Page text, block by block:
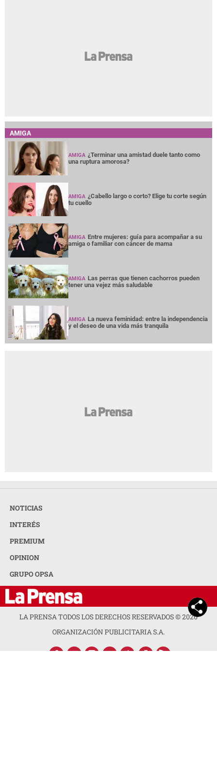
AMIGA
AMIGA ¿Terminar una amistad duele tanto como
una ruptura amorosa?
AMIGA ¿Cabello largo o corto? Elige tu corte según
tu cuello
AMIGA Entre mujeres: guía para acompañar a su
amiga o familiar con cáncer de mama
AMIGA Las perras que tienen cachorros pueden
tener una vejez más saludable
AMIGA La nueva feminidad: entre la independencia
y el deseo de una vida más tranquila
NOTICIAS
INTERÉS
PREMIUM
OPINION
GRUPO OPSA
LA PRENSA TODOS LOS DERECHOS RESERVADOS ©2026
ORGANIZACIÓN PUBLICITARIA S.A.